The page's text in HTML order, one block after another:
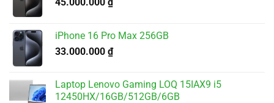
iPhone 16 Pro Max 256GB
33.000.000 ₫
Laptop Lenovo Gaming LOQ 15IAX9 i5
12450HX/16GB/512GB/6GB